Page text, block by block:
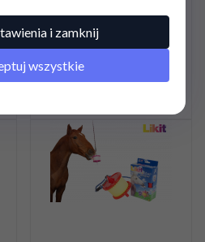
HIPPOTONIC
8,50PLN
i zamknij
wszystkie